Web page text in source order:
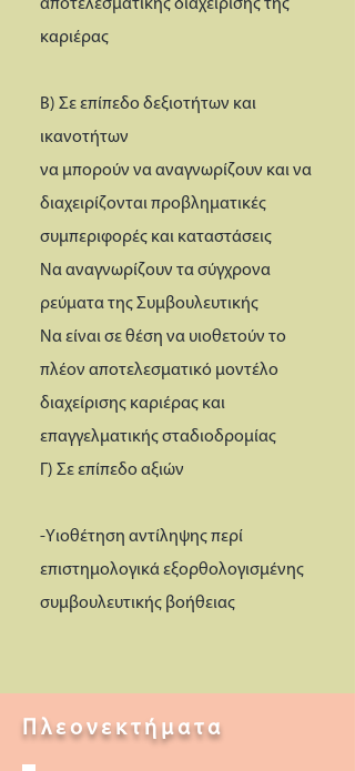
αποτελεσματικής διαχείρισης της
καριέρας
Β) Σε επίπεδο δεξιοτήτων και
ικανοτήτων
να μπορούν να αναγνωρίζουν και να
διαχειρίζονται προβληματικές
συμπεριφορές και καταστάσεις
Να αναγνωρίζουν τα σύγχρονα
ρεύματα της Συμβουλευτικής
Να είναι σε θέση να υιοθετούν το
πλέον αποτελεσματικό μοντέλο
διαχείρισης καριέρας και
επαγγελματικής σταδιοδρομίας
Γ) Σε επίπεδο αξιών
-Yιοθέτηση αντίληψης περί
επιστημολογικά εξορθολογισμένης
συμβουλευτικής βοήθειας
Πλεονεκτήματα